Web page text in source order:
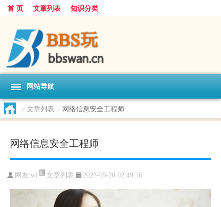
首 页 文章列表 知识分类
网站导航
> 文章列表 > 网络信息安全工程师
网络信息安全工程师
网友:wl 文章列表 2023-05-20 02:49:56